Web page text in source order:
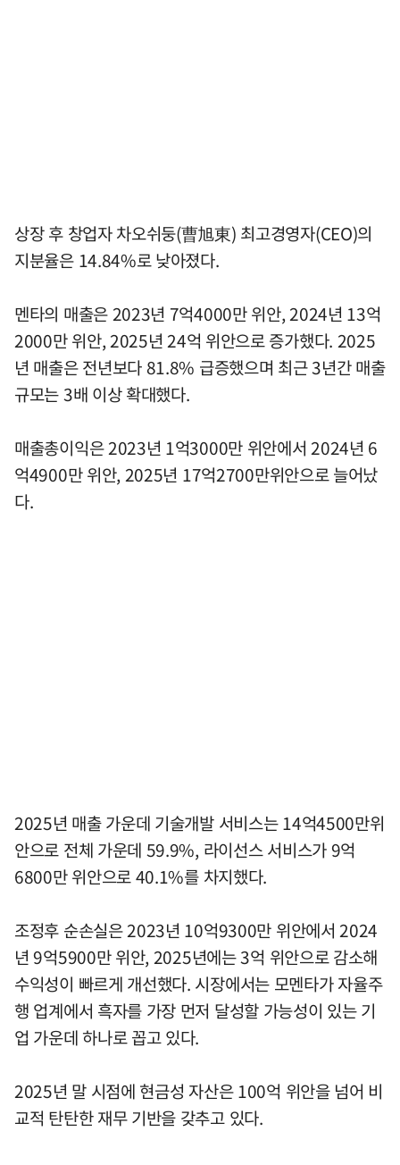
상장 후 창업자 차오쉬둥(曹旭東) 최고경영자(CEO)의
지분율은 14.84%로 낮아졌다.
멘타의 매출은 2023년 7억4000만 위안, 2024년 13억
2000만 위안, 2025년 24억 위안으로 증가했다. 2025
년 매출은 전년보다 81.8% 급증했으며 최근 3년간 매출
규모는 3배 이상 확대했다.
매출총이익은 2023년 1억3000만 위안에서 2024년 6
억4900만 위안, 2025년 17억2700만위안으로 늘어났
다.
2025년 매출 가운데 기술개발 서비스는 14억4500만위
안으로 전체 가운데 59.9%, 라이선스 서비스가 9억
6800만 위안으로 40.1%를 차지했다.
조정후 순손실은 2023년 10억9300만 위안에서 2024
년 9억5900만 위안, 2025년에는 3억 위안으로 감소해
수익성이 빠르게 개선했다. 시장에서는 모멘타가 자율주
행 업계에서 흑자를 가장 먼저 달성할 가능성이 있는 기
업 가운데 하나로 꼽고 있다.
2025년 말 시점에 현금성 자산은 100억 위안을 넘어 비
교적 탄탄한 재무 기반을 갖추고 있다.